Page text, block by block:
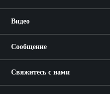
Видео
Сообщение
Свяжитесь с нами